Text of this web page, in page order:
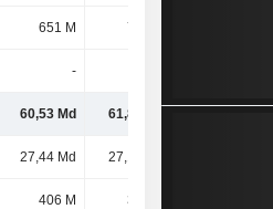
651 M 737 M
-
60,53 Md 61,86 Md
27,44 Md 27,18 Md
406 M 382 M